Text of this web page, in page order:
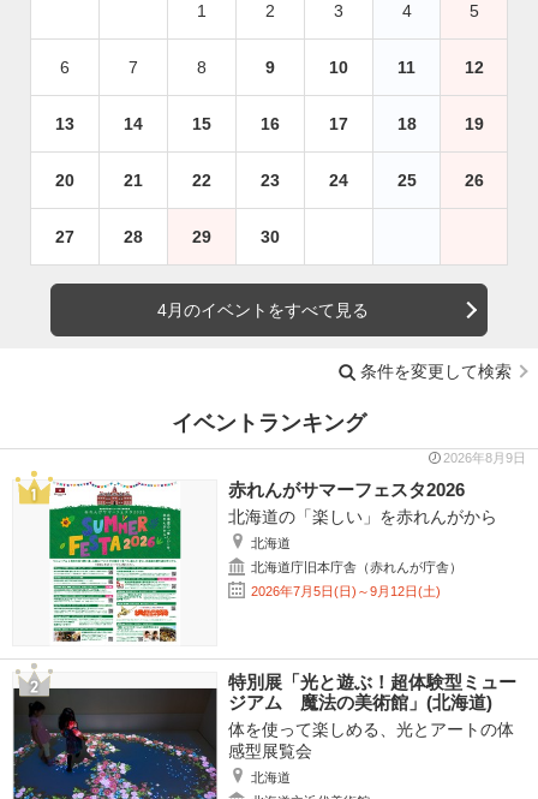
1 2 3 4 5
6 7 8 9 10 11 12
13 14 15 16 17 18 19
20 21 22 23 24 25 26
27 28 29 30
4月のイベントをすべて見る
条件を変更して検索
イベントランキング
2026年8月9日
赤れんがサマーフェスタ2026
北海道の「楽しい」を赤れんがから
北海道
北海道庁旧本庁舎（赤れんが庁舎）
2026年7月5日(日)～9月12日(土)
特別展「光と遊ぶ！超体験型ミュー
ジアム 魔法の美術館」(北海道)
体を使って楽しめる、光とアートの体
感型展覧会
北海道